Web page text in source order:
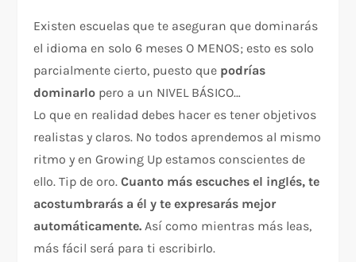
Existen escuelas que te aseguran que dominarás
el idioma en solo 6 meses O MENOS; esto es solo
parcialmente cierto, puesto que podrías
dominarlo pero a un NIVEL BÁSICO…
Lo que en realidad debes hacer es tener objetivos
realistas y claros. No todos aprendemos al mismo
ritmo y en Growing Up estamos conscientes de
ello. Tip de oro.Cuanto más escuches el inglés, te
acostumbrarás a él y te expresarás mejor
automáticamente. Así como mientras más leas,
más fácil será para ti escribirlo.